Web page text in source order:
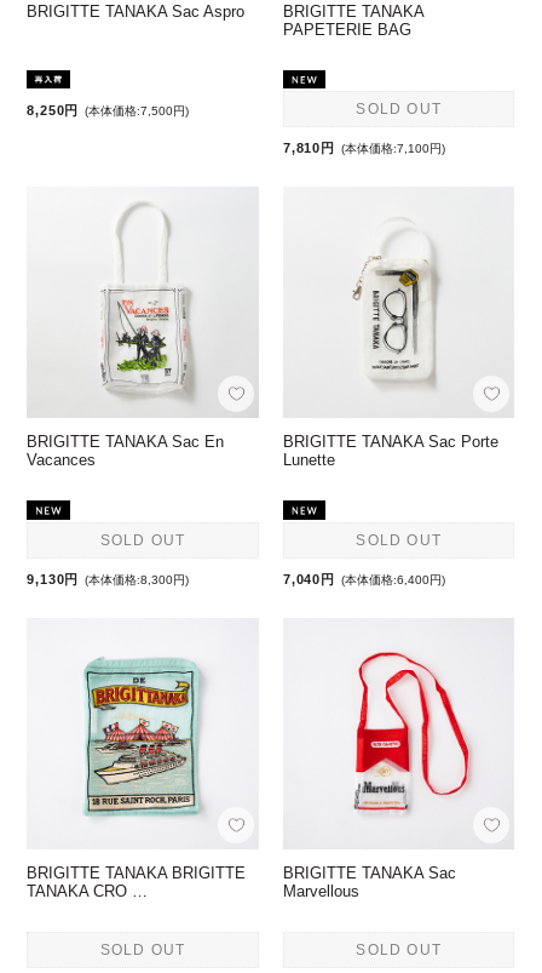
BRIGITTE TANAKA Sac Aspro
8,250円 (本体価格:7,500円)
BRIGITTE TANAKA
PAPETERIE BAG
SOLD OUT
7,810円 (本体価格:7,100円)
BRIGITTE TANAKA Sac En
Vacances
SOLD OUT
9,130円 (本体価格:8,300円)
BRIGITTE TANAKA Sac Porte
Lunette
SOLD OUT
7,040円 (本体価格:6,400円)
BRIGITTE TANAKA BRIGITTE
TANAKA CRO …
SOLD OUT
BRIGITTE TANAKA Sac
Marvellous
SOLD OUT